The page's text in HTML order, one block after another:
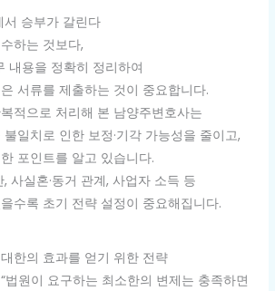
승부가 갈린다
하는 것보다,
내용을 정확히 정리하여
서류를 제출하는 것이 중요합니다.
적으로 처리해 본 남양주변호사는
일치로 인한 보정·기각 가능성을 줄이고,
포인트를 알고 있습니다.
사실혼·동거 관계, 사업자 소득 등
수록 초기 전략 설정이 중요해집니다.
한의 효과를 얻기 위한 전략
법원이 요구하는 최소한의 변제는 충족하면